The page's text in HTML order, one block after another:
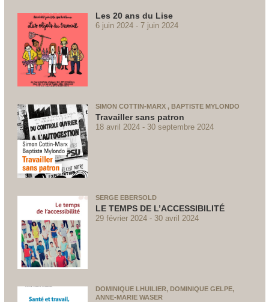
Les 20 ans du Lise
6 juin 2024 7 juin 2024
SIMON COTTIN-MARX , BAPTISTE MYLONDO
Travailler sans patron
18 avril 2024 30 septembre 2024
SERGE EBERSOLD
LE TEMPS DE L’ACCESSIBILITÉ
29 février 2024 30 avril 2024
DOMINIQUE LHUILIER, DOMINIQUE GELPE,
ANNE-MARIE WASER